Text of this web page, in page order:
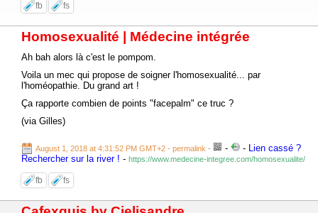
fb fs
Homosexualité | Médecine intégrée
Ah bah alors là c'est le pompom.
Voila un mec qui propose de soigner l'homosexualité... par
l'homéopathie. Du grand art !
Ça rapporte combien de points "facepalm" ce truc ?
(via Gilles)
August 1, 2018 at 4:31:52 PM GMT+2 - permalink - - - Lien cassé ?
Rechercher sur la river ! - https://www.medecine-integree.com/homosexualite/
fb fs